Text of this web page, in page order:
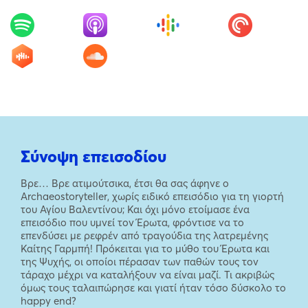
Σύνοψη επεισοδίου
Βρε… Βρε ατιμούτσικα, έτσι θα σας άφηνε ο
Archaeostoryteller, χωρίς ειδικό επεισόδιο για τη γιορτή
του Αγίου Βαλεντίνου; Και όχι μόνο ετοίμασε ένα
επεισόδιο που υμνεί τον Έρωτα, φρόντισε να το
επενδύσει με ρεφρέν από τραγούδια της λατρεμένης
Καίτης Γαρμπή! Πρόκειται για το μύθο του Έρωτα και
της Ψυχής, οι οποίοι πέρασαν των παθών τους τον
τάραχο μέχρι να καταλήξουν να είναι μαζί. Τι ακριβώς
όμως τους ταλαιπώρησε και γιατί ήταν τόσο δύσκολο το
happy end?